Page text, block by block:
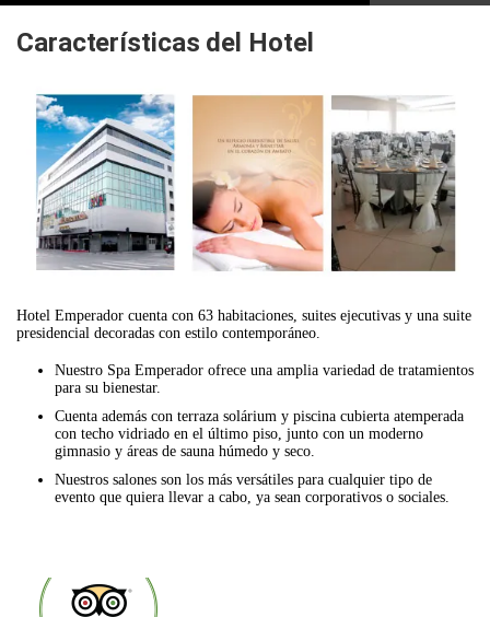
Características del Hotel
Hotel Emperador cuenta con 63 habitaciones, suites ejecutivas y una suite
presidencial decoradas con estilo contemporáneo.
Nuestro Spa Emperador ofrece una amplia variedad de tratamientos
para su bienestar.
Cuenta además con terraza solárium y piscina cubierta atemperada
con techo vidriado en el último piso, junto con un moderno
gimnasio y áreas de sauna húmedo y seco.
Nuestros salones son los más versátiles para cualquier tipo de
evento que quiera llevar a cabo, ya sean corporativos o sociales.